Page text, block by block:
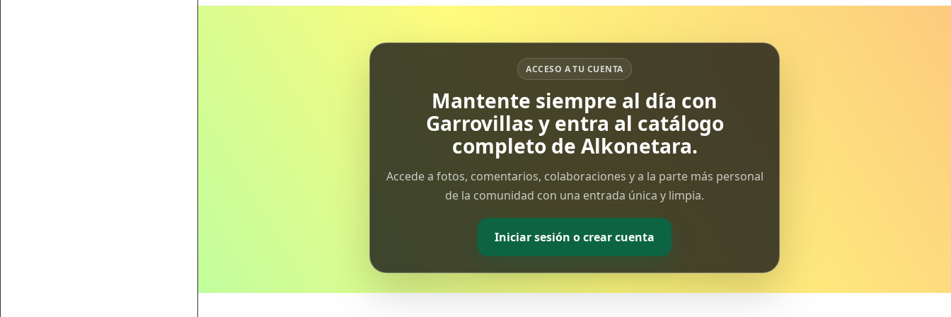
ACCESO A TU CUENTA
Mantente siempre al día con
Garrovillas y entra al catálogo
completo de Alkonetara.
Accede a fotos, comentarios, colaboraciones y a la parte más personal
de la comunidad con una entrada única y limpia.
Iniciar sesión o crear cuenta